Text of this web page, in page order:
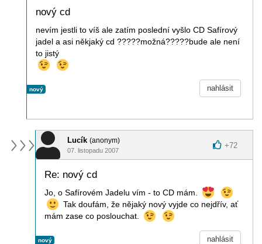
nový cd
nevím jestli to víš ale zatím poslední vyšlo CD Safírový
jadel a asi někjaký cd ?????možná?????bude ale není
to jistý
nový nahlásit
Lucík (anonym)
07. listopadu 2007
+72
Re: nový cd
Jo, o Safírovém Jadelu vím - to CD mám.
Tak doufám, že nějaký nový vyjde co nejdřív, ať
mám zase co poslouchat.
nový nahlásit